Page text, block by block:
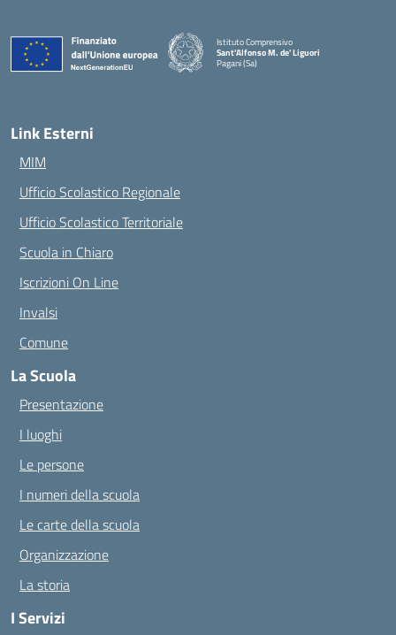
Istituto Comprensivo
Sant'Alfonso M. de' Liguori
Pagani (Sa)
— Visita la pagina iniziale della scuola
Link Esterni
MIM
Ufficio Scolastico Regionale
Ufficio Scolastico Territoriale
Scuola in Chiaro
Iscrizioni On Line
Invalsi
Comune
La Scuola
Presentazione
I luoghi
Le persone
I numeri della scuola
Le carte della scuola
Organizzazione
La storia
I Servizi